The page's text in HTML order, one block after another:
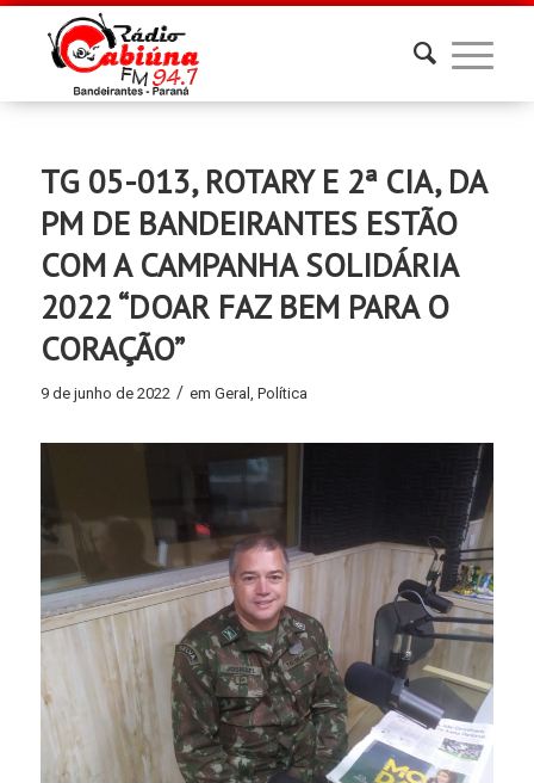
TG 05-013, ROTARY E 2ª CIA, DA
PM DE BANDEIRANTES ESTÃO
COM A CAMPANHA SOLIDÁRIA
2022 “DOAR FAZ BEM PARA O
CORAÇÃO”
9 de junho de 2022 / em Geral , Política